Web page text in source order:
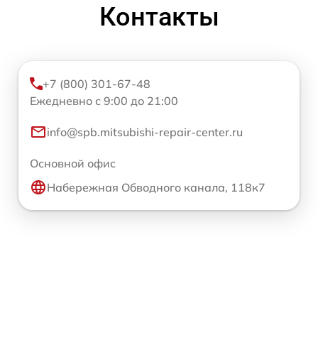
Контакты
+7 (800) 301-67-48
Ежедневно с 9:00 до 21:00
info@spb.mitsubishi-repair-center.ru
Основной офис
Набережная Обводного канала, 118к7